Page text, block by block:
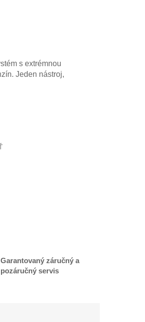
s extrémnou
Jeden nástroj,
Garantovaný záručný a
pozáručný servis